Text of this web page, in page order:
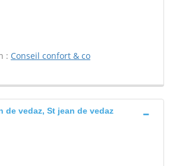
: Conseil confort & co
de vedaz, St jean de vedaz